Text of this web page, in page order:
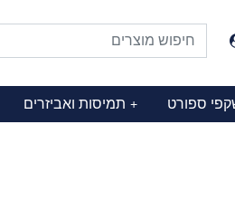
ספורט תמיסות ואביזרים +